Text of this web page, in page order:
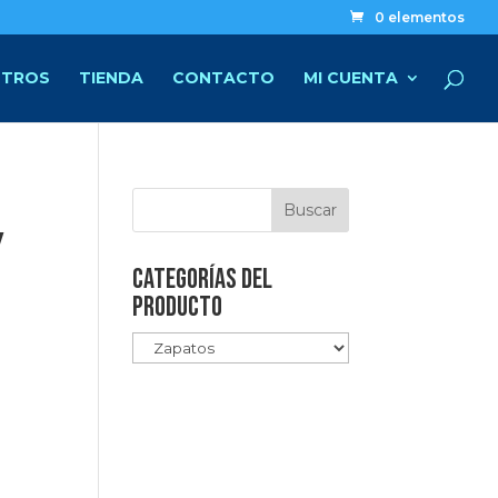
0 elementos
TIENDA CONTACTO MI CUENTA
Categorías del
producto